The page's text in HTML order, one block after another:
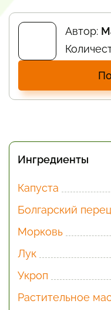
Автор:
Ингредиенты
Капуста
Болгарский перец
Морковь
Лук
Укроп
Растительное